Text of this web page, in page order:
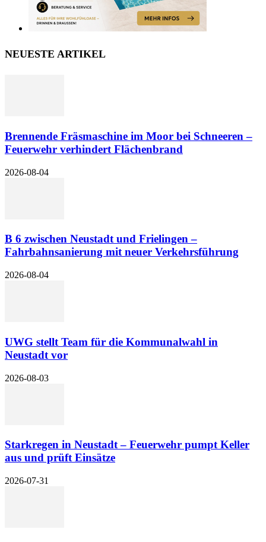
NEUESTE ARTIKEL
Brennende Fräsmaschine im Moor bei Schneeren –
Feuerwehr verhindert Flächenbrand
2026-08-04
B 6 zwischen Neustadt und Frielingen –
Fahrbahnsanierung mit neuer Verkehrsführung
2026-08-04
UWG stellt Team für die Kommunalwahl in
Neustadt vor
2026-08-03
Starkregen in Neustadt – Feuerwehr pumpt Keller
aus und prüft Einsätze
2026-07-31